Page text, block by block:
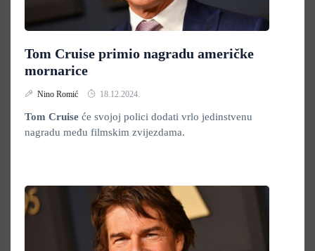
Tom Cruise primio nagradu američke
mornarice
Nino Romić 18.12.2024.
Tom Cruise će svojoj polici dodati vrlo jedinstvenu
nagradu među filmskim zvijezdama.